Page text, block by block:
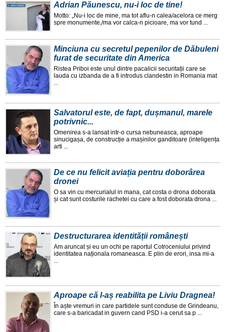
Adrian Păunescu, nu-i loc de tine!
Motto: „Nu-i loc de mine, ma tot aflu-n calea/acelora ce merg
spre monumente,/ma vor calca-n picioare, ma vor tund ...
Minciuna cu secretul pepenilor de Dăbuleni
furat de securitate din America
Ristea Priboi este unul dintre pacalicii securitații care se
lauda cu izbanda de a fi introdus clandestin in Romania mat
...
Salvatorul este, de fapt, dușmanul, marele
potrivnic...
Omenirea s-a lansat intr-o cursa nebuneasca, aproape
sinucigașa, de construcție a mașinilor ganditoare (inteligența
arti ...
De ce nu felicit aviația pentru doborârea
dronei
O sa vin cu mercurialul in mana, cat costa o drona doborata
și cat sunt costurile rachetei cu care a fost doborata drona ...
Destructurarea identității românești
Am aruncat și eu un ochi pe raportul Cotroceniului privind
identitatea naționala romaneasca. E plin de erori, insa mi-a
...
Aproape că l-aș reabilita pe Liviu Dragnea!
În aște vremuri in care partidele sunt conduse de Grindeanu,
care s-a baricadat in guvern cand PSD i-a cerut sa p ...